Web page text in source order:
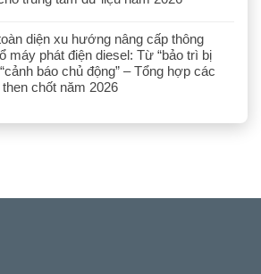
diện xu hướng nâng cấp thông
máy phát điện diesel: Từ “bảo trì bị
báo chủ động” – Tổng hợp các
chốt năm 2026